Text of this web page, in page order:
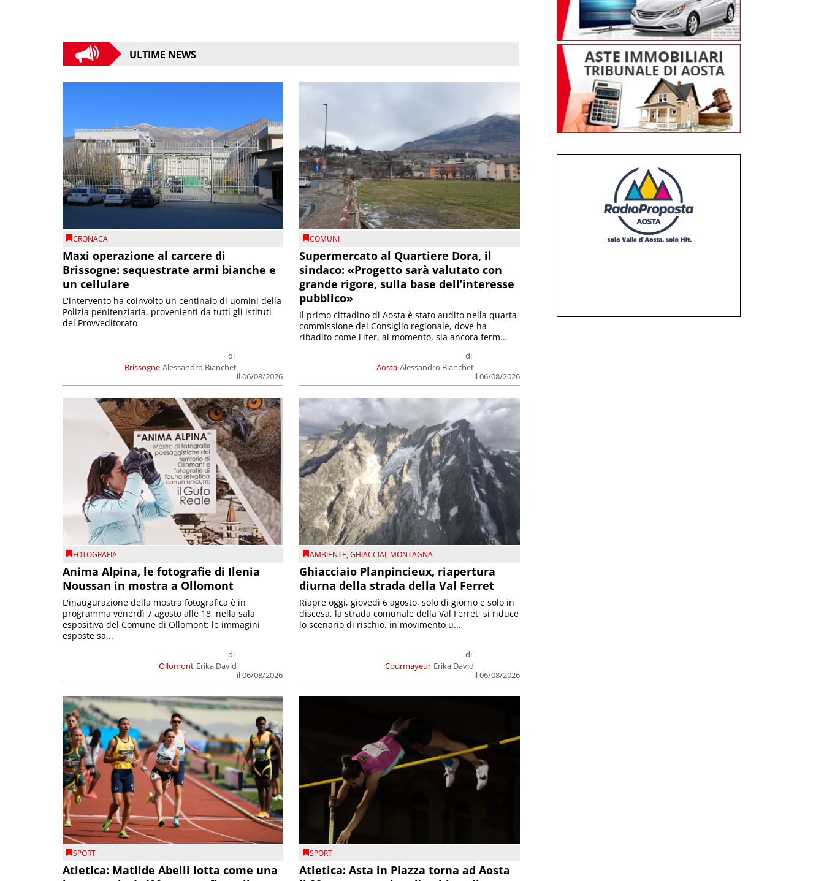
ULTIME NEWS
CRONACA
Maxi operazione al carcere di
Brissogne: sequestrate armi bianche e
un cellulare
Brissogne
di
Alessandro Bianchet
il 06/08/2026
L'intervento ha coinvolto un centinaio di uomini della
Polizia penitenziaria, provenienti da tutti gli istituti
del Provveditorato
COMUNI
Supermercato al Quartiere Dora, il
sindaco: «Progetto sarà valutato con
grande rigore, sulla base dell’interesse
pubblico»
Aosta
di
Alessandro Bianchet
il 06/08/2026
Il primo cittadino di Aosta è stato audito nella quarta
commissione del Consiglio regionale, dove ha
ribadito come l'iter, al momento, sia ancora ferm...
FOTOGRAFIA
Anima Alpina, le fotografie di Ilenia
Noussan in mostra a Ollomont
Ollomont
di
Erika David
il 06/08/2026
L'inaugurazione della mostra fotografica è in
programma venerdì 7 agosto alle 18, nella sala
espositiva del Comune di Ollomont; le immagini
esposte sa...
AMBIENTE,GHIACCIAI, MONTAGNA
Ghiacciaio Planpincieux, riapertura
diurna della strada della Val Ferret
Courmayeur
di
Erika David
il 06/08/2026
Riapre oggi, giovedì 6 agosto, solo di giorno e solo in
discesa, la strada comunale della Val Ferret; si riduce
lo scenario di rischio, in movimento u...
SPORT
Atletica: Matilde Abelli lotta come una
SPORT
Atletica: Asta in Piazza torna ad Aosta